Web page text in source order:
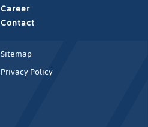
Career
Contact
Sitemap
Privacy Policy